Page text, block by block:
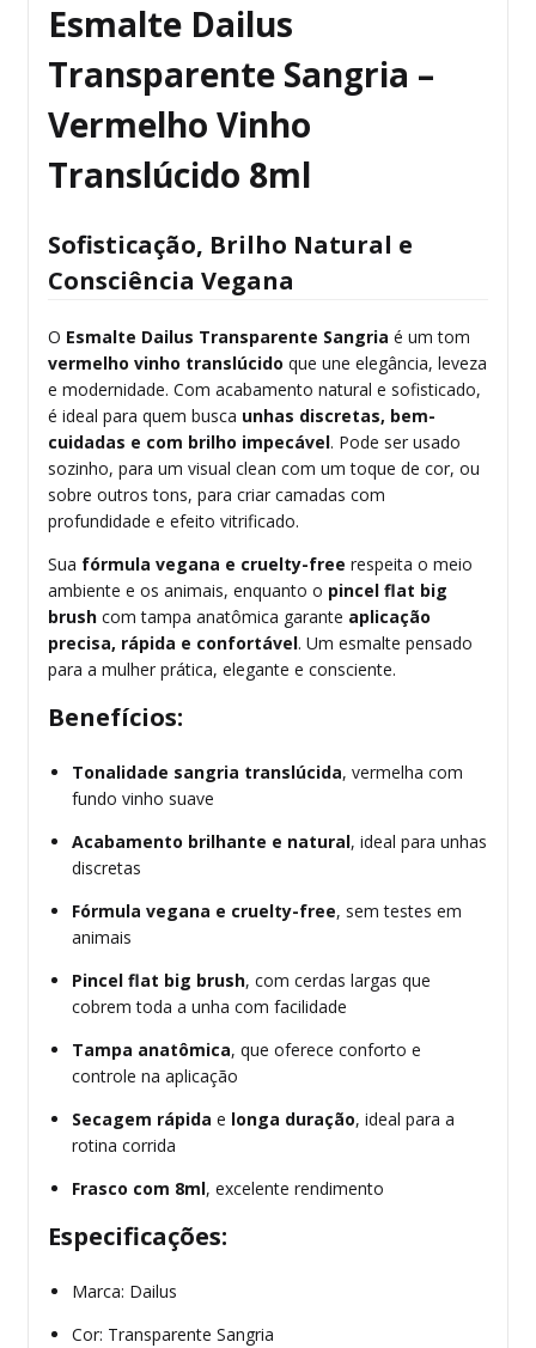
Esmalte Dailus
Transparente Sangria –
Vermelho Vinho
Translúcido 8ml
Sofisticação, Brilho Natural e
Consciência Vegana
O Esmalte Dailus Transparente Sangria é um tom
vermelho vinho translúcido que une elegância, leveza
e modernidade. Com acabamento natural e sofisticado,
é ideal para quem busca unhas discretas, bem-
cuidadas e com brilho impecável. Pode ser usado
sozinho, para um visual clean com um toque de cor, ou
sobre outros tons, para criar camadas com
profundidade e efeito vitrificado.
Sua fórmula vegana e cruelty-free respeita o meio
ambiente e os animais, enquanto o pincel flat big
brush com tampa anatômica garante aplicação
precisa, rápida e confortável. Um esmalte pensado
para a mulher prática, elegante e consciente.
Benefícios:
Tonalidade sangria translúcida, vermelha com
fundo vinho suave
Acabamento brilhante e natural, ideal para unhas
discretas
Fórmula vegana e cruelty-free, sem testes em
animais
Pincel flat big brush, com cerdas largas que
cobrem toda a unha com facilidade
Tampa anatômica, que oferece conforto e
controle na aplicação
Secagem rápida e longa duração, ideal para a
rotina corrida
Frasco com 8ml, excelente rendimento
Especificações:
Marca: Dailus
Cor: Transparente Sangria